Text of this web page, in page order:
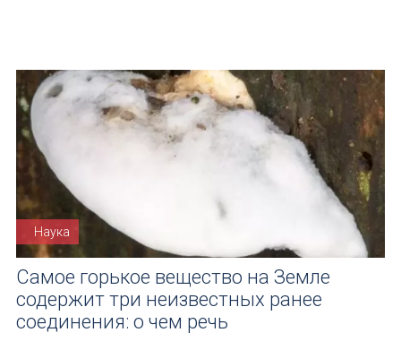
Наука
Самое горькое вещество на Земле
содержит три неизвестных ранее
соединения: о чем речь